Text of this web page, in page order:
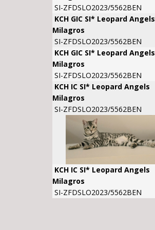
SI-ZFDSLO2023/5562BEN
KCH GIC SI* Leopard Angels
Milagros
SI-ZFDSLO2023/5562BEN
KCH GIC SI* Leopard Angels
Milagros
SI-ZFDSLO2023/5562BEN
KCH IC SI* Leopard Angels
Milagros
SI-ZFDSLO2023/5562BEN
KCH IC SI* Leopard Angels
Milagros
SI-ZFDSLO2023/5562BEN